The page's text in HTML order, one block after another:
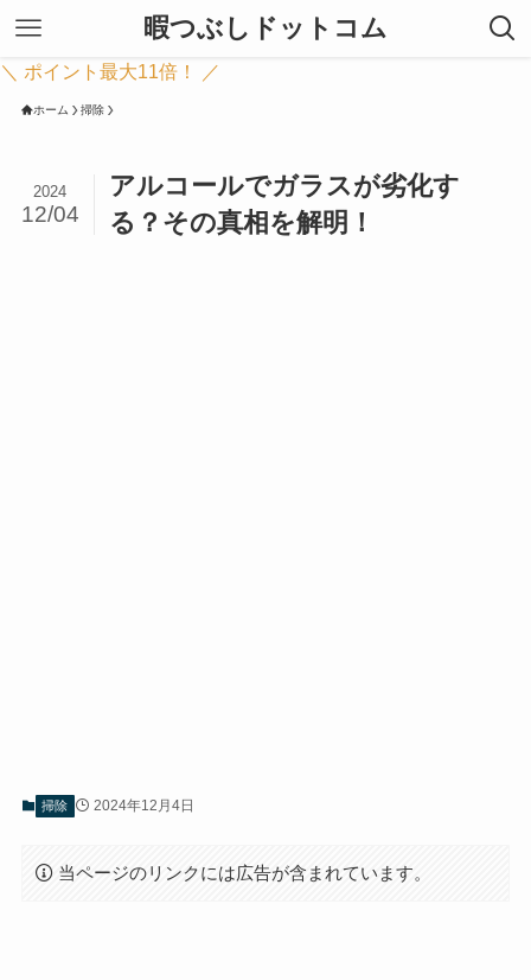
暇つぶしドットコム
＼ ポイント最大11倍！ ／
ホーム 掃除
アルコールでガラスが劣化す
る？その真相を解明！
2024
12/04
掃除 2024年12月4日
当ページのリンクには広告が含まれています。